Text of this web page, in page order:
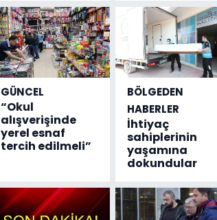
GÜNCEL
“Okul
alışverişinde
yerel esnaf
tercih edilmeli”
BÖLGEDEN
HABERLER
İhtiyaç
sahiplerinin
yaşamına
dokundular